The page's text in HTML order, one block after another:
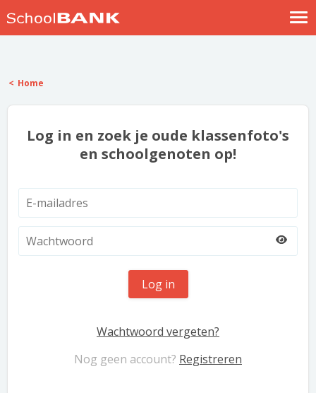
Help
Home
Log in en zoek je oude klassenfoto's
en schoolgenoten op!
Log in
Wachtwoord vergeten?
Nog geen account? Registreren